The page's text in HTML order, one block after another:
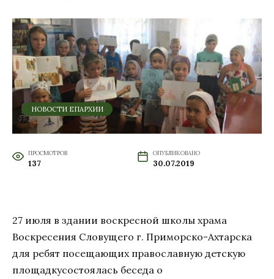
НОВОСТИ ЕПАРХИИ
ПРОСМОТРОВ
137
ОПУБЛИКОВАНО
30.07.2019
27 июля в здании воскресной школы храма
Воскресения Словущего г. Приморско-Ахтарска
для ребят посещающих православную детскую
площадкусостоялась беседа о